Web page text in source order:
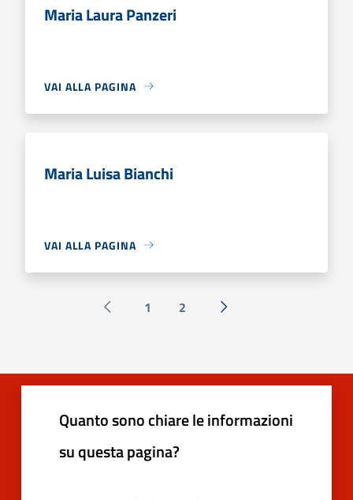
Maria Laura Panzeri
VAI ALLA PAGINA
Maria Luisa Bianchi
VAI ALLA PAGINA
Pagina precedente
1 2 Successiva »
Quanto sono chiare le informazioni
su questa pagina?